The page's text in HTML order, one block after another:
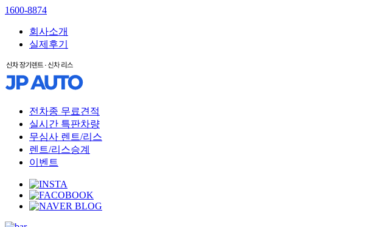
1600-8874
회사소개
실제후기
전차종 무료견적
실시간 특판차량
무심사 렌트/리스
렌트/리스승계
이벤트